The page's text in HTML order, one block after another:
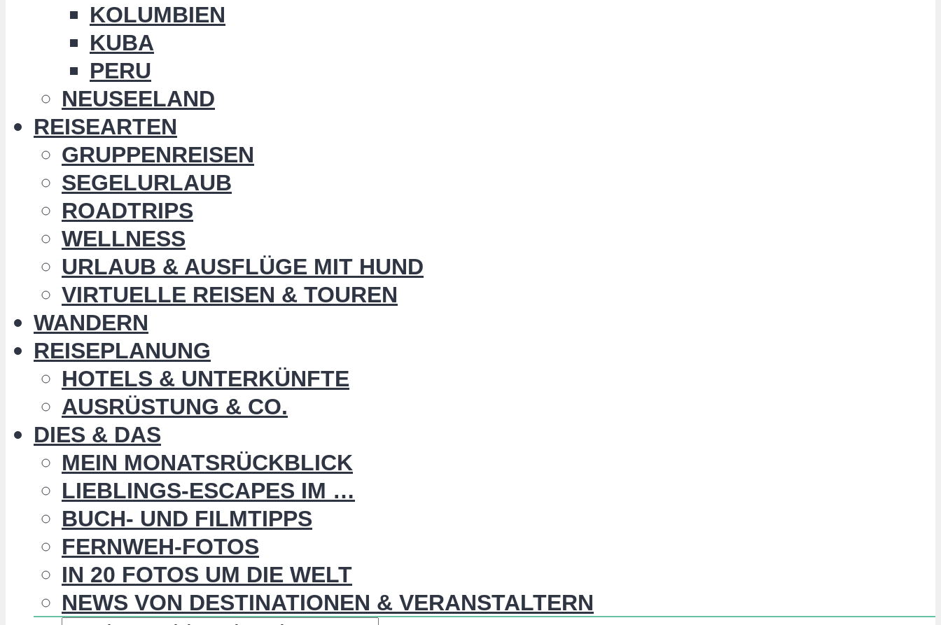
KOLUMBIEN
KUBA
PERU
NEUSEELAND
REISEARTEN
GRUPPENREISEN
SEGELURLAUB
ROADTRIPS
WELLNESS
URLAUB & AUSFLÜGE MIT HUND
VIRTUELLE REISEN & TOUREN
WANDERN
REISEPLANUNG
HOTELS & UNTERKÜNFTE
AUSRÜSTUNG & CO.
DIES & DAS
MEIN MONATSRÜCKBLICK
LIEBLINGS-ESCAPES IM …
BUCH- UND FILMTIPPS
FERNWEH-FOTOS
IN 20 FOTOS UM DIE WELT
NEWS VON DESTINATIONEN & VERANSTALTERN